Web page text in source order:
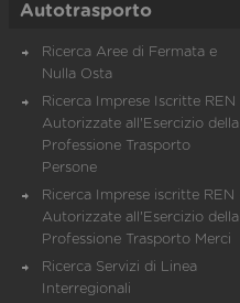
Autotrasporto
Ricerca Aree di Fermata e
Nulla Osta
Ricerca Imprese Iscritte REN
Autorizzate all'Esercizio della
Professione Trasporto
Persone
Ricerca Imprese iscritte REN
Autorizzate all'Esercizio della
Professione Trasporto Merci
Ricerca Servizi di Linea
Interregionali